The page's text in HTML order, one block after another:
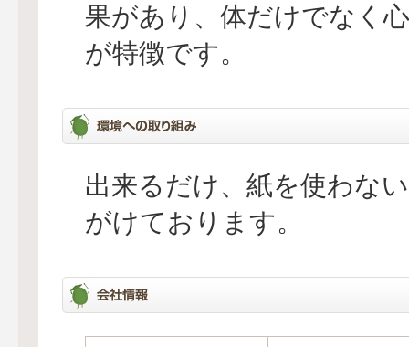
果があり、体だけでなく
が特徴です。
出来るだけ、紙を使わな
がけております。